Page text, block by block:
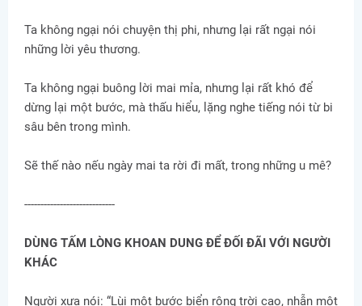
Ta không ngại nói chuyện thị phi, nhưng lại rất ngại nói
những lời yêu thương.
Ta không ngại buông lời mai mỉa, nhưng lại rất khó để
dừng lại một bước, mà thấu hiểu, lặng nghe tiếng nói từ bi
sâu bên trong mình.
Sẽ thế nào nếu ngày mai ta rời đi mất, trong những u mê?
----------------------------
DÙNG TẤM LÒNG KHOAN DUNG ĐỂ ĐỐI ĐÃI VỚI NGƯỜI
KHÁC
Người xưa nói: “Lùi một bước biển rộng trời cao, nhẫn một